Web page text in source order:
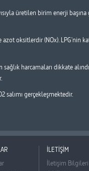
üretilen birim enerji başına
oksitlerdir (NOx). LPG'nin
harcamaları dikkate
salımı gerçekleşmektedir.
İLETİŞİM
İletişim Bilgileri